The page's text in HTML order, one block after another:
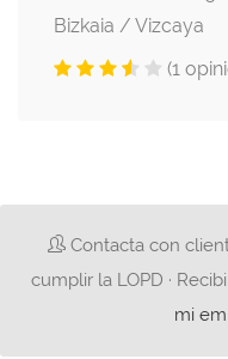
Bizkaia / Vizcaya
(1
Contacta con
cumplir la LOPD ·
mi